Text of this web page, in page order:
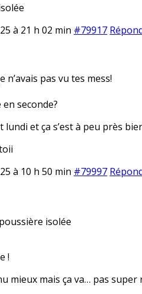
à 21 h 02 min #79917
n’avais pas vu tes mess!
seconde?
et ça s’est à peu près
à 10 h 50 min #79997
isolée
!
mieux mais ça va… pas